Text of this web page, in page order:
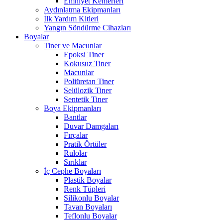
Aydınlatma Ekipmanları
İlk Yardım Kitleri
Yangın Söndürme Cihazları
Boyalar
Tiner ve Macunlar
Epoksi Tiner
Kokusuz Tiner
Macunlar
Poliüretan Tiner
Selülozik Tiner
Sentetik Tiner
Boya Ekipmanları
Bantlar
Duvar Damgaları
Fırçalar
Pratik Örtüler
Rulolar
Sırıklar
İç Cephe Boyaları
Plastik Boyalar
Renk Tüpleri
Silikonlu Boyalar
Tavan Boyaları
Teflonlu Boyalar